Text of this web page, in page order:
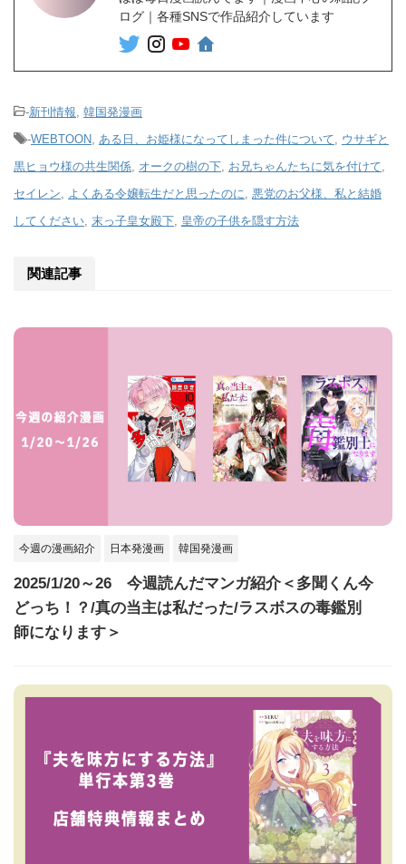
ログ｜各種SNSで作品紹介しています
-新刊情報, 韓国発漫画
-WEBTOON, ある日、お姫様になってしまった件について, ウサギと
黒ヒョウ様の共生関係, オークの樹の下, お兄ちゃんたちに気を付けて,
セイレン, よくある令嬢転生だと思ったのに, 悪党のお父様、私と結婚
してください, 末っ子皇女殿下, 皇帝の子供を隠す方法
関連記事
今週の漫画紹介 日本発漫画 韓国発漫画
2025/1/20～26 今週読んだマンガ紹介＜多聞くん今
どっち！？/真の当主は私だった/ラスボスの毒鑑別
師になります＞